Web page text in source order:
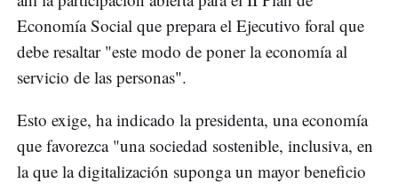
Economía Social que prepara el Ejecutivo foral que
debe resaltar "este modo de poner la economía al
servicio de las personas".
Esto exige, ha indicado la presidenta, una economía
que favorezca "una sociedad sostenible, inclusiva, en
la que la digitalización suponga un mayor beneficio